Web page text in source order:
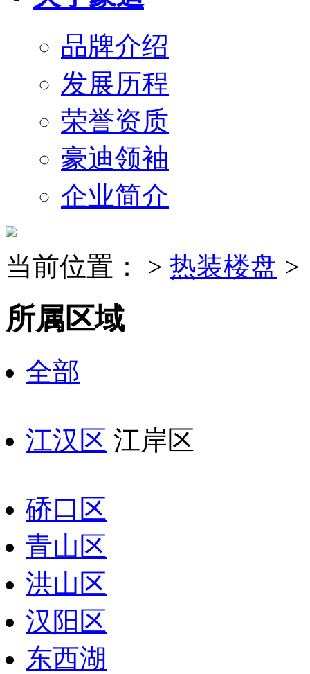
品牌介绍
发展历程
荣誉资质
豪迪领袖
企业简介
当前位置： > 热装楼盘 >
所属区域
全部
江汉区 江岸区
硚口区
青山区
洪山区
汉阳区
东西湖